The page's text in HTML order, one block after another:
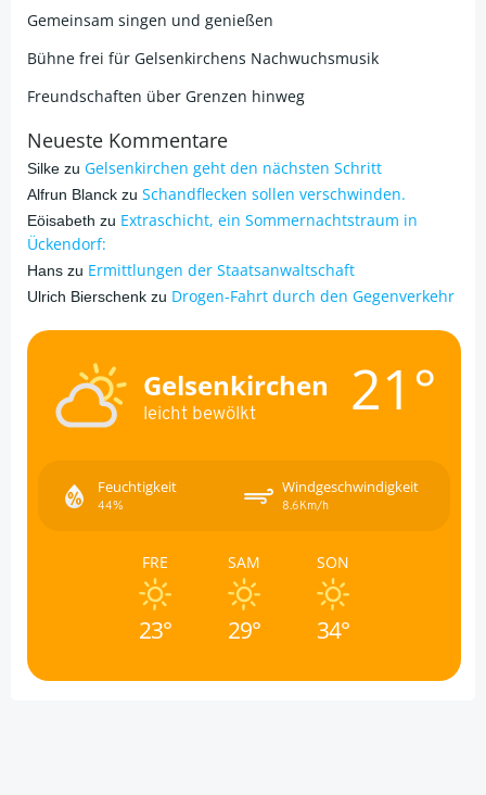
Gemeinsam singen und genießen
Bühne frei für Gelsenkirchens Nachwuchsmusik
Freundschaften über Grenzen hinweg
Neueste Kommentare
Silke zu Gelsenkirchen geht den nächsten Schritt
Alfrun Blanck zu Schandflecken sollen verschwinden.
Eöisabeth zu Extraschicht, ein Sommernachtstraum in
Ückendorf:
Hans zu Ermittlungen der Staatsanwaltschaft
Ulrich Bierschenk zu Drogen-Fahrt durch den Gegenverkehr
Gelsenkirchen
leicht bewölkt 21°
Feuchtigkeit
44%
Windgeschwindigkeit
8.6Km/h
FRE
23°
SAM
29°
SON
34°